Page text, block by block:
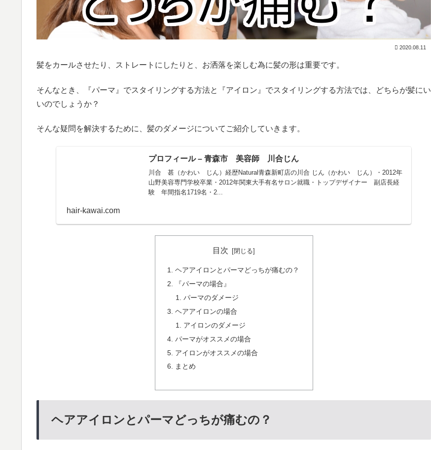
2020.08.11
髪をカールさせたり、ストレートにしたりと、お洒落を楽しむ為に髪の形は重要です。
そんなとき、『パーマ』でスタイリングする方法と『アイロン』でスタイリングする方法では、どちらが髪にい
いのでしょうか？
そんな疑問を解決するために、髪のダメージについてご紹介していきます。
プロフィール – 青森市 美容師 川合じん
川合 甚（かわい じん）経歴Natural青森新町店の川合 じん（かわい じん）・2012年
山野美容専門学校卒業・2012年関東大手有名サロン就職・トップデザイナー 副店長経
験 年間指名1719名・2...
hair-kawai.com
目次
ヘアアイロンとパーマどっちが痛むの？
『パーマの場合』
パーマのダメージ
ヘアアイロンの場合
アイロンのダメージ
パーマがオススメの場合
アイロンがオススメの場合
まとめ
ヘアアイロンとパーマどっちが痛むの？